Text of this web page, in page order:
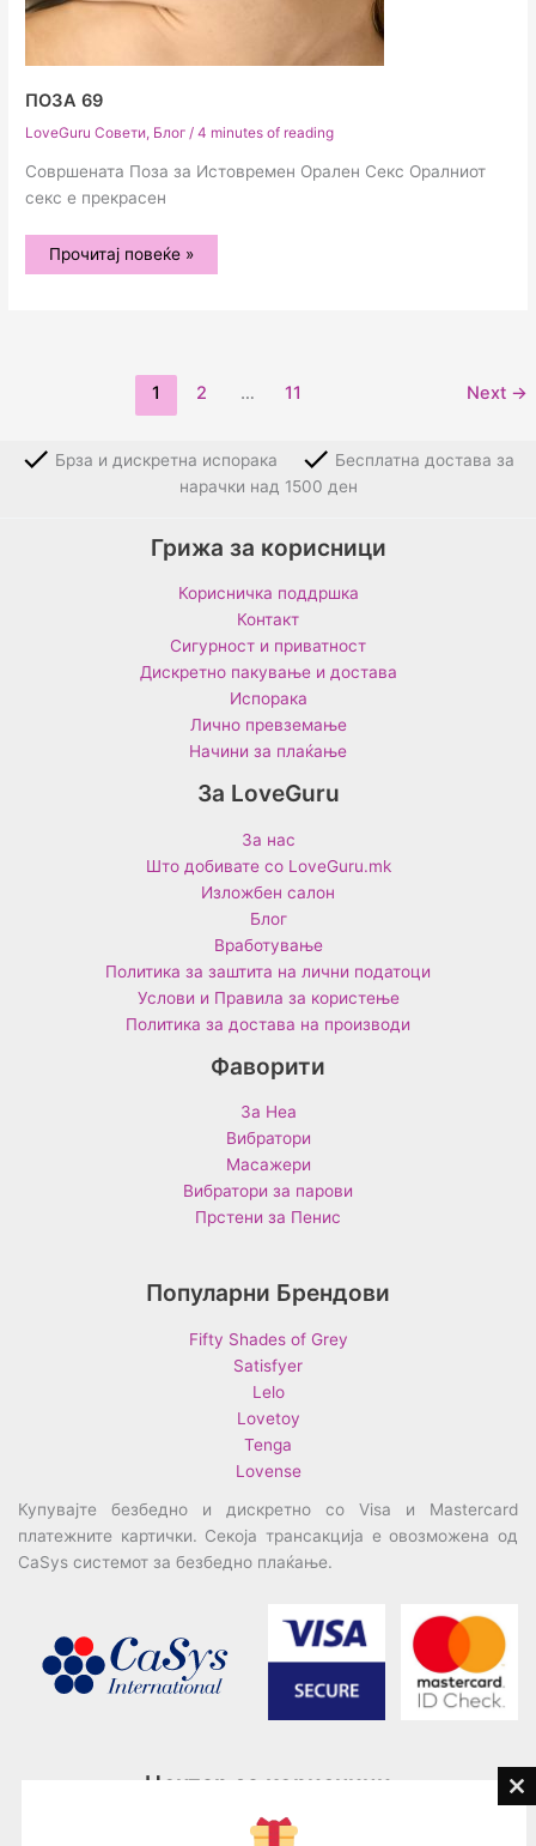
ПОЗА 69
LoveGuru Совети, Блог /4 minutes of reading
Совршената Поза за Истовремен Орален Секс Оралниот
секс е прекрасен
Поза
69
Прочитај повеќе »
1 2 … 11 Next →
Брза и дискретна испорака
Бесплатна достава за
нарачки над 1500 ден
Грижа за корисници
Корисничка поддршка
Контакт
Сигурност и приватност
Дискретно пакување и достава
Испорака
Лично превземање
Начини за плаќање
За LoveGuru
За нас
Што добивате со LoveGuru.mk
Изложбен салон
Блог
Вработување
Политика за заштита на лични податоци
Услови и Правила за користење
Политика за достава на производи
Фаворити
За Неа
Вибратори
Масажери
Вибратори за парови
Прстени за Пенис
Популарни Брендови
Fifty Shades of Grey
Satisfyer
Lelo
Lovetoy
Tenga
Lovense
Купувајте безбедно и дискретно со Visa и Mastercard
платежните картички. Секоја трансакција е овозможена од
CaSys системот за безбедно плаќање.
Центар за корисници
076945497; 076945498